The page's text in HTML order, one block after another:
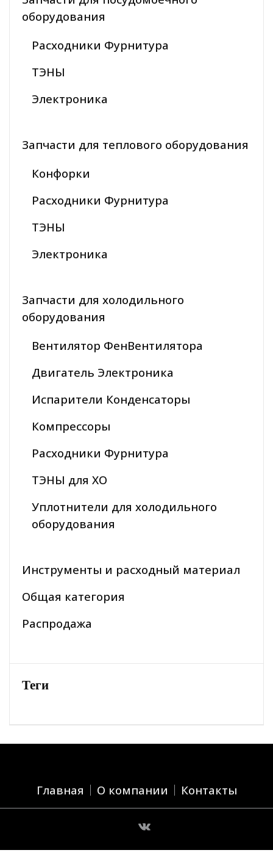
оборудования
Расходники Фурнитура
ТЭНЫ
Электроника
Запчасти для теплового оборудования
Конфорки
Расходники Фурнитура
ТЭНЫ
Электроника
Запчасти для холодильного
оборудования
Вентилятор ФенВентилятора
Двигатель Электроника
Испарители Конденсаторы
Компрессоры
Расходники Фурнитура
ТЭНЫ для ХО
Уплотнители для холодильного
оборудования
Инструменты и расходный материал
Общая категория
Распродажа
Теги
Главная О компании Контакты